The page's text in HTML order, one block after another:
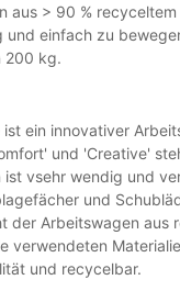
aus > 90 %
und einfach zu
200 kg.
ist ein innovativer
und 'Creative'
ist vsehr wendig und
und
der Arbeitswagen aus
verwendeten
und recycelbar.